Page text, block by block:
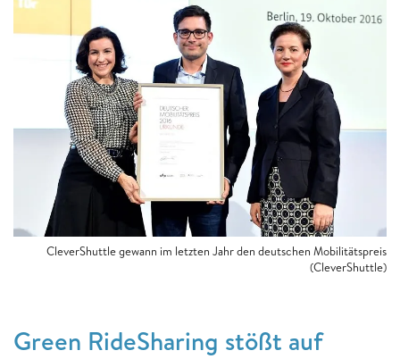
CleverShuttle gewann im letzten Jahr den deutschen Mobilitätspreis
(CleverShuttle)
Green RideSharing stößt auf